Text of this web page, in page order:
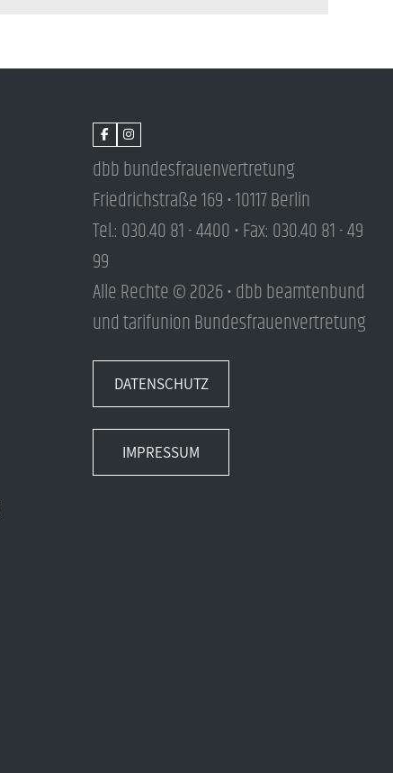
dbb bundesfrauenvertretung
Friedrichstraße 169 • 10117 Berlin
Tel.: 030.40 81 - 4400 • Fax: 030.40 81 - 49
99
Alle Rechte © 2026 • dbb beamtenbund
und tarifunion Bundesfrauenvertretung
DATENSCHUTZ
IMPRESSUM